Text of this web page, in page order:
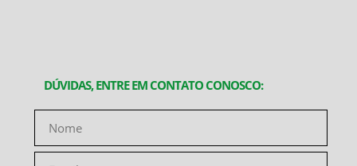
DÚVIDAS, ENTRE EM CONTATO CONOSCO: